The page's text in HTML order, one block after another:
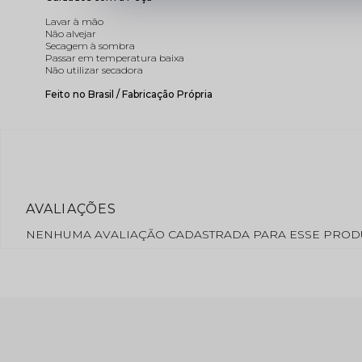
Lavar à mão
Não alvejar
Secagem à sombra
Passar em temperatura baixa
Não utilizar secadora
Feito no Brasil / Fabricação Própria
NENHUMA AVALIAÇÃO CADASTRADA PARA ESSE